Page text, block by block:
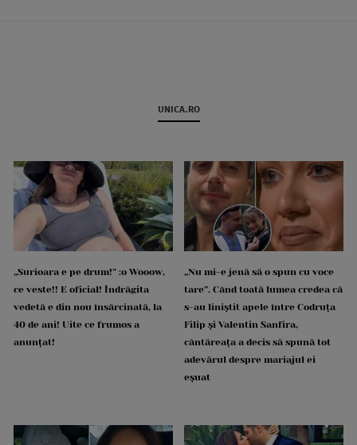
UNICA.RO
„Surioara e pe drum!” :o Wooow,
ce veste!! E oficial! Îndrăgita
vedetă e din nou însărcinată, la
40 de ani! Uite ce frumos a
anunțat!
„Nu mi-e jenă să o spun cu voce
tare”. Când toată lumea credea că
s-au liniștit apele între Codruța
Filip și Valentin Sanfira,
cântăreața a decis să spună tot
adevărul despre mariajul ei
eșuat